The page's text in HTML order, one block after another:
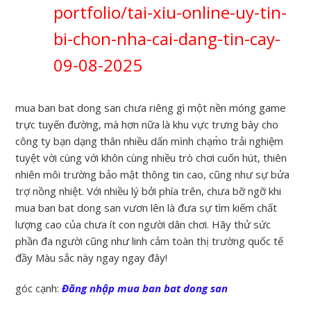
portfolio/tai-xiu-online-uy-tin-
bi-chon-nha-cai-dang-tin-cay-
09-08-2025
mua ban bat dong san chưa riêng gì một nền móng game
trực tuyến đường, mà hơn nữa là khu vực trưng bày cho
công ty bạn dạng thân nhiều dấn mình chạm̀o trải nghiệm
tuyệt vời cùng với khôn cùng nhiều trò chơi cuốn hút, thiên
nhiên môi trường bảo mật thông tin cao, cũng như sự bửa
trợ nồng nhiệt. Với nhiều lý bởi phía trên, chưa bỡ ngỡ khi
mua ban bat dong san vươn lên là đưa sự tìm kiếm chất
lượng cao của chưa ít con người dân chơi. Hãy thử sức
phần đa người cũng như linh cảm toàn thị trường quốc tế
đầy Màu sắc này ngay ngay đây!
góc cạnh:Đăng nhập mua ban bat dong san